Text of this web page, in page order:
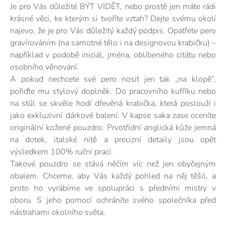
Je pro Vás důležité BÝT VIDĚT, nebo prostě jen máte rádi
krásné věci, ke kterým si tvoříte vztah? Dejte svému okolí
najevo, že je pro Vás důležitý každý podpis. Opatřete pero
gravírováním (na samotné tělo i na designovou krabičku) –
například v podobě iniciál, jména, oblíbeného citátu nebo
osobního věnování.
A pokud nechcete své pero nosit jen tak „na klopě“,
pořiďte mu stylový doplněk. Do pracovního kufříku nebo
na stůl se skvěle hodí dřevěná krabička, která poslouží i
jako exkluzivní dárkové balení. V kapse saka zase oceníte
originální kožené pouzdro. Prvotřídní anglická kůže jemná
na dotek, italské nitě a precizní detaily jsou opět
výsledkem 100% ruční prací.
Takové pouzdro se stává něčím víc než jen obyčejným
obalem. Chceme, aby Vás každý pohled na něj těšil, a
proto ho vyrábíme ve spolupráci s předními mistry v
oboru. S jeho pomocí ochráníte svého společníka před
nástrahami okolního světa.